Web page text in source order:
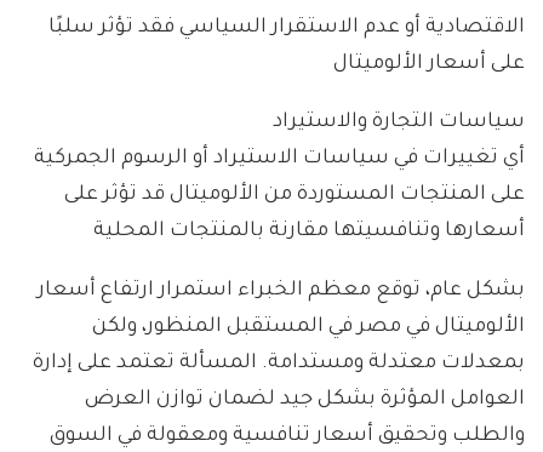
الاقتصادية أو عدم الاستقرار السياسي فقد تؤثر سلبًا
على أسعار الألوميتال
سياسات التجارة والاستيراد
أي تغييرات في سياسات الاستيراد أو الرسوم الجمركية
على المنتجات المستوردة من الألوميتال قد تؤثر على
أسعارها وتنافسيتها مقارنة بالمنتجات المحلية
بشكل عام، توقع معظم الخبراء استمرار ارتفاع أسعار
الألوميتال في مصر في المستقبل المنظور، ولكن
بمعدلات معتدلة ومستدامة. المسألة تعتمد على إدارة
العوامل المؤثرة بشكل جيد لضمان توازن العرض
والطلب وتحقيق أسعار تنافسية ومعقولة في السوق